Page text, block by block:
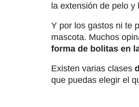
la extensión de pelo
Y por los gastos ni te
mascota. Muchos
forma de bolitas en
Existen varias clases
que puedas elegir el